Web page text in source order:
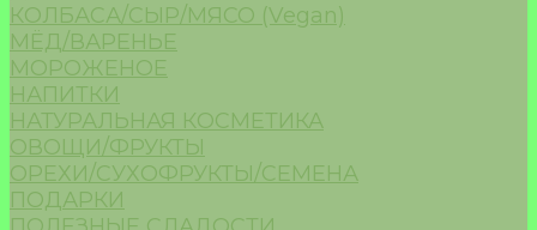
КОЛБАСА/СЫР/МЯСО (Vegan)
МЁД/ВАРЕНЬЕ
МОРОЖЕНОЕ
НАПИТКИ
НАТУРАЛЬНАЯ КОСМЕТИКА
ОВОЩИ/ФРУКТЫ
ОРЕХИ/СУХОФРУКТЫ/СЕМЕНА
ПОДАРКИ